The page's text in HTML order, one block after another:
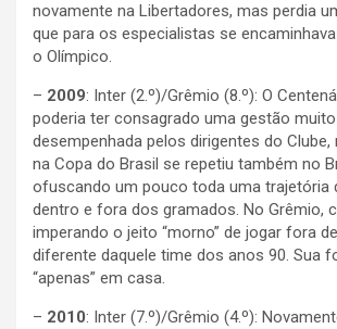
novamente na Libertadores, mas perdia
que para os especialistas se
o Olímpico.
– 2009: Inter (2.º)/Grêmio (8.º): O
poderia ter consagrado uma gestão
desempenhada pelos dirigentes do Clube,
na Copa do Brasil se repetiu também no
ofuscando um pouco toda uma trajetória
dentro e fora dos gramados. No Grêmio,
imperando o jeito “morno” de jogar fora
diferente daquele time dos anos 90. Sua
“apenas” em casa.
– 2010: Inter (7.º)/Grêmio (4.º):